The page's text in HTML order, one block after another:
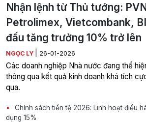
Nhận lệnh từ Thủ tướng:
Petrolimex, Vietcombank,
đấu tăng trưởng 10% trở lên
NGỌC LY 26-01-2026
Các doanh nghiệp Nhà nước đang thể
thông qua kết quả kinh doanh khá tích
qua.
Chính sách tiền tệ 2026: Linh hoạt điều
dụng 15%